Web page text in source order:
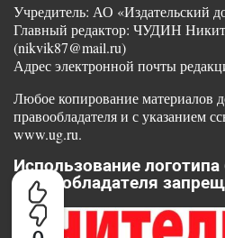
Учредитель: АО «Издательский
Главный редактор: ЧУДИН
(nikvik87@mail.ru)
Адрес электронной почты
Любое копирование материалов
правообладателя и с указанием
www.ug.ru.
Использование логотипа
правообладателя